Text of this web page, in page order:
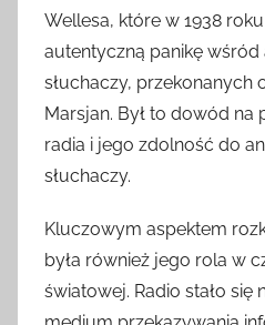
Wellesa, które w 1938
autentyczną panikę wśród
słuchaczy, przekonanych
Marsjan. Był to dowód na
radia i jego zdolność do
słuchaczy.
Kluczowym aspektem
była również jego rola w
światowej. Radio stało się